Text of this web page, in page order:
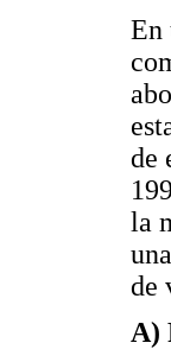
En
de
la
de
A)